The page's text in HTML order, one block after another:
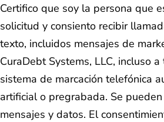
Certifico que soy la persona que
solicitud y consiento recibir
texto, incluidos mensajes de
CuraDebt Systems, LLC, incluso
sistema de marcación telefónica
artificial o pregrabada. Se
mensajes y datos. El